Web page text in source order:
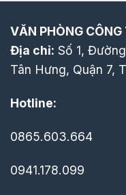
VĂN PHÒNG
Địa chỉ: Số 1,
Tân Hưng, Quận 7,
Hotline:
0865.603.664
0941.178.099